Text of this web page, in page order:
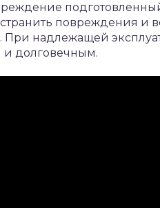
повреждения и
При надлежащей
и долговечным.